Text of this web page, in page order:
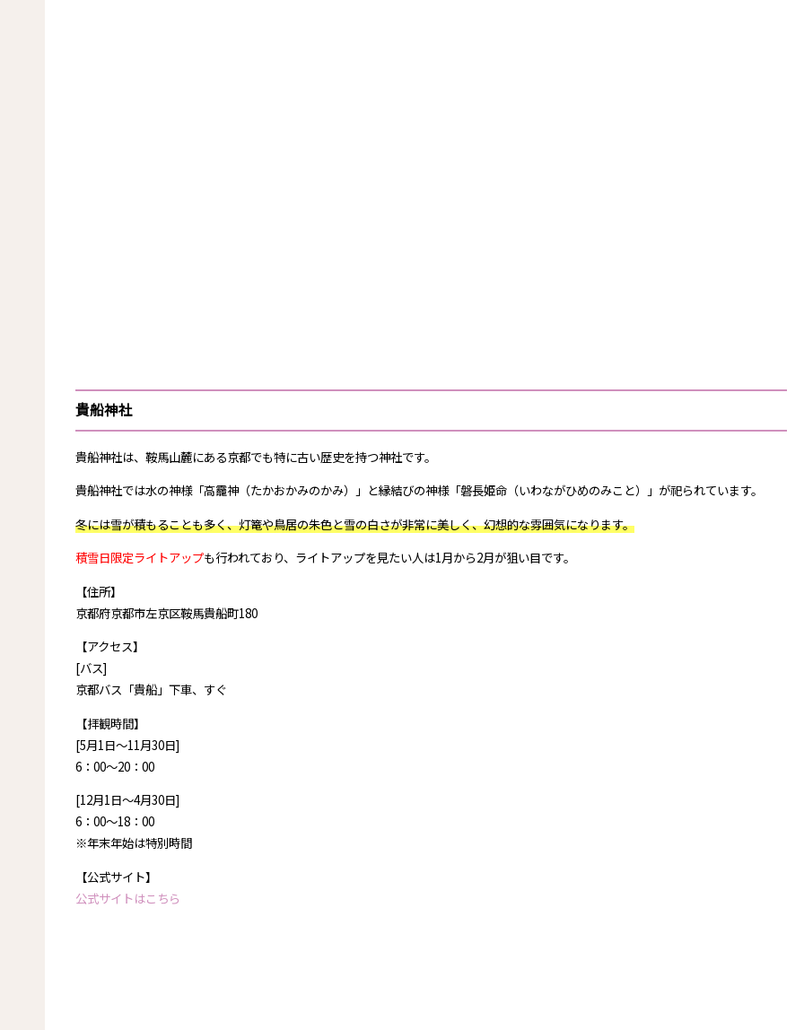
貴船神社
貴船神社は、鞍馬山麓にある京都でも特に古い歴史を持つ神社です。
貴船神社では水の神様「高龗神（たかおかみのかみ）」と縁結びの神様「磐長姫命（いわながひめのみこと）」が祀られています。
冬には雪が積もることも多く、灯篭や鳥居の朱色と雪の白さが非常に美しく、幻想的な雰囲気になります。
積雪日限定ライトアップも行われており、ライトアップを見たい人は1月から2月が狙い目です。
【住所】
京都府京都市左京区鞍馬貴船町180
【アクセス】
[バス]
京都バス「貴船」下車、すぐ
【拝観時間】
[5月1日～11月30日]
6：00～20：00
[12月1日～4月30日]
6：00～18：00
※年末年始は特別時間
【公式サイト】
公式サイトはこちら